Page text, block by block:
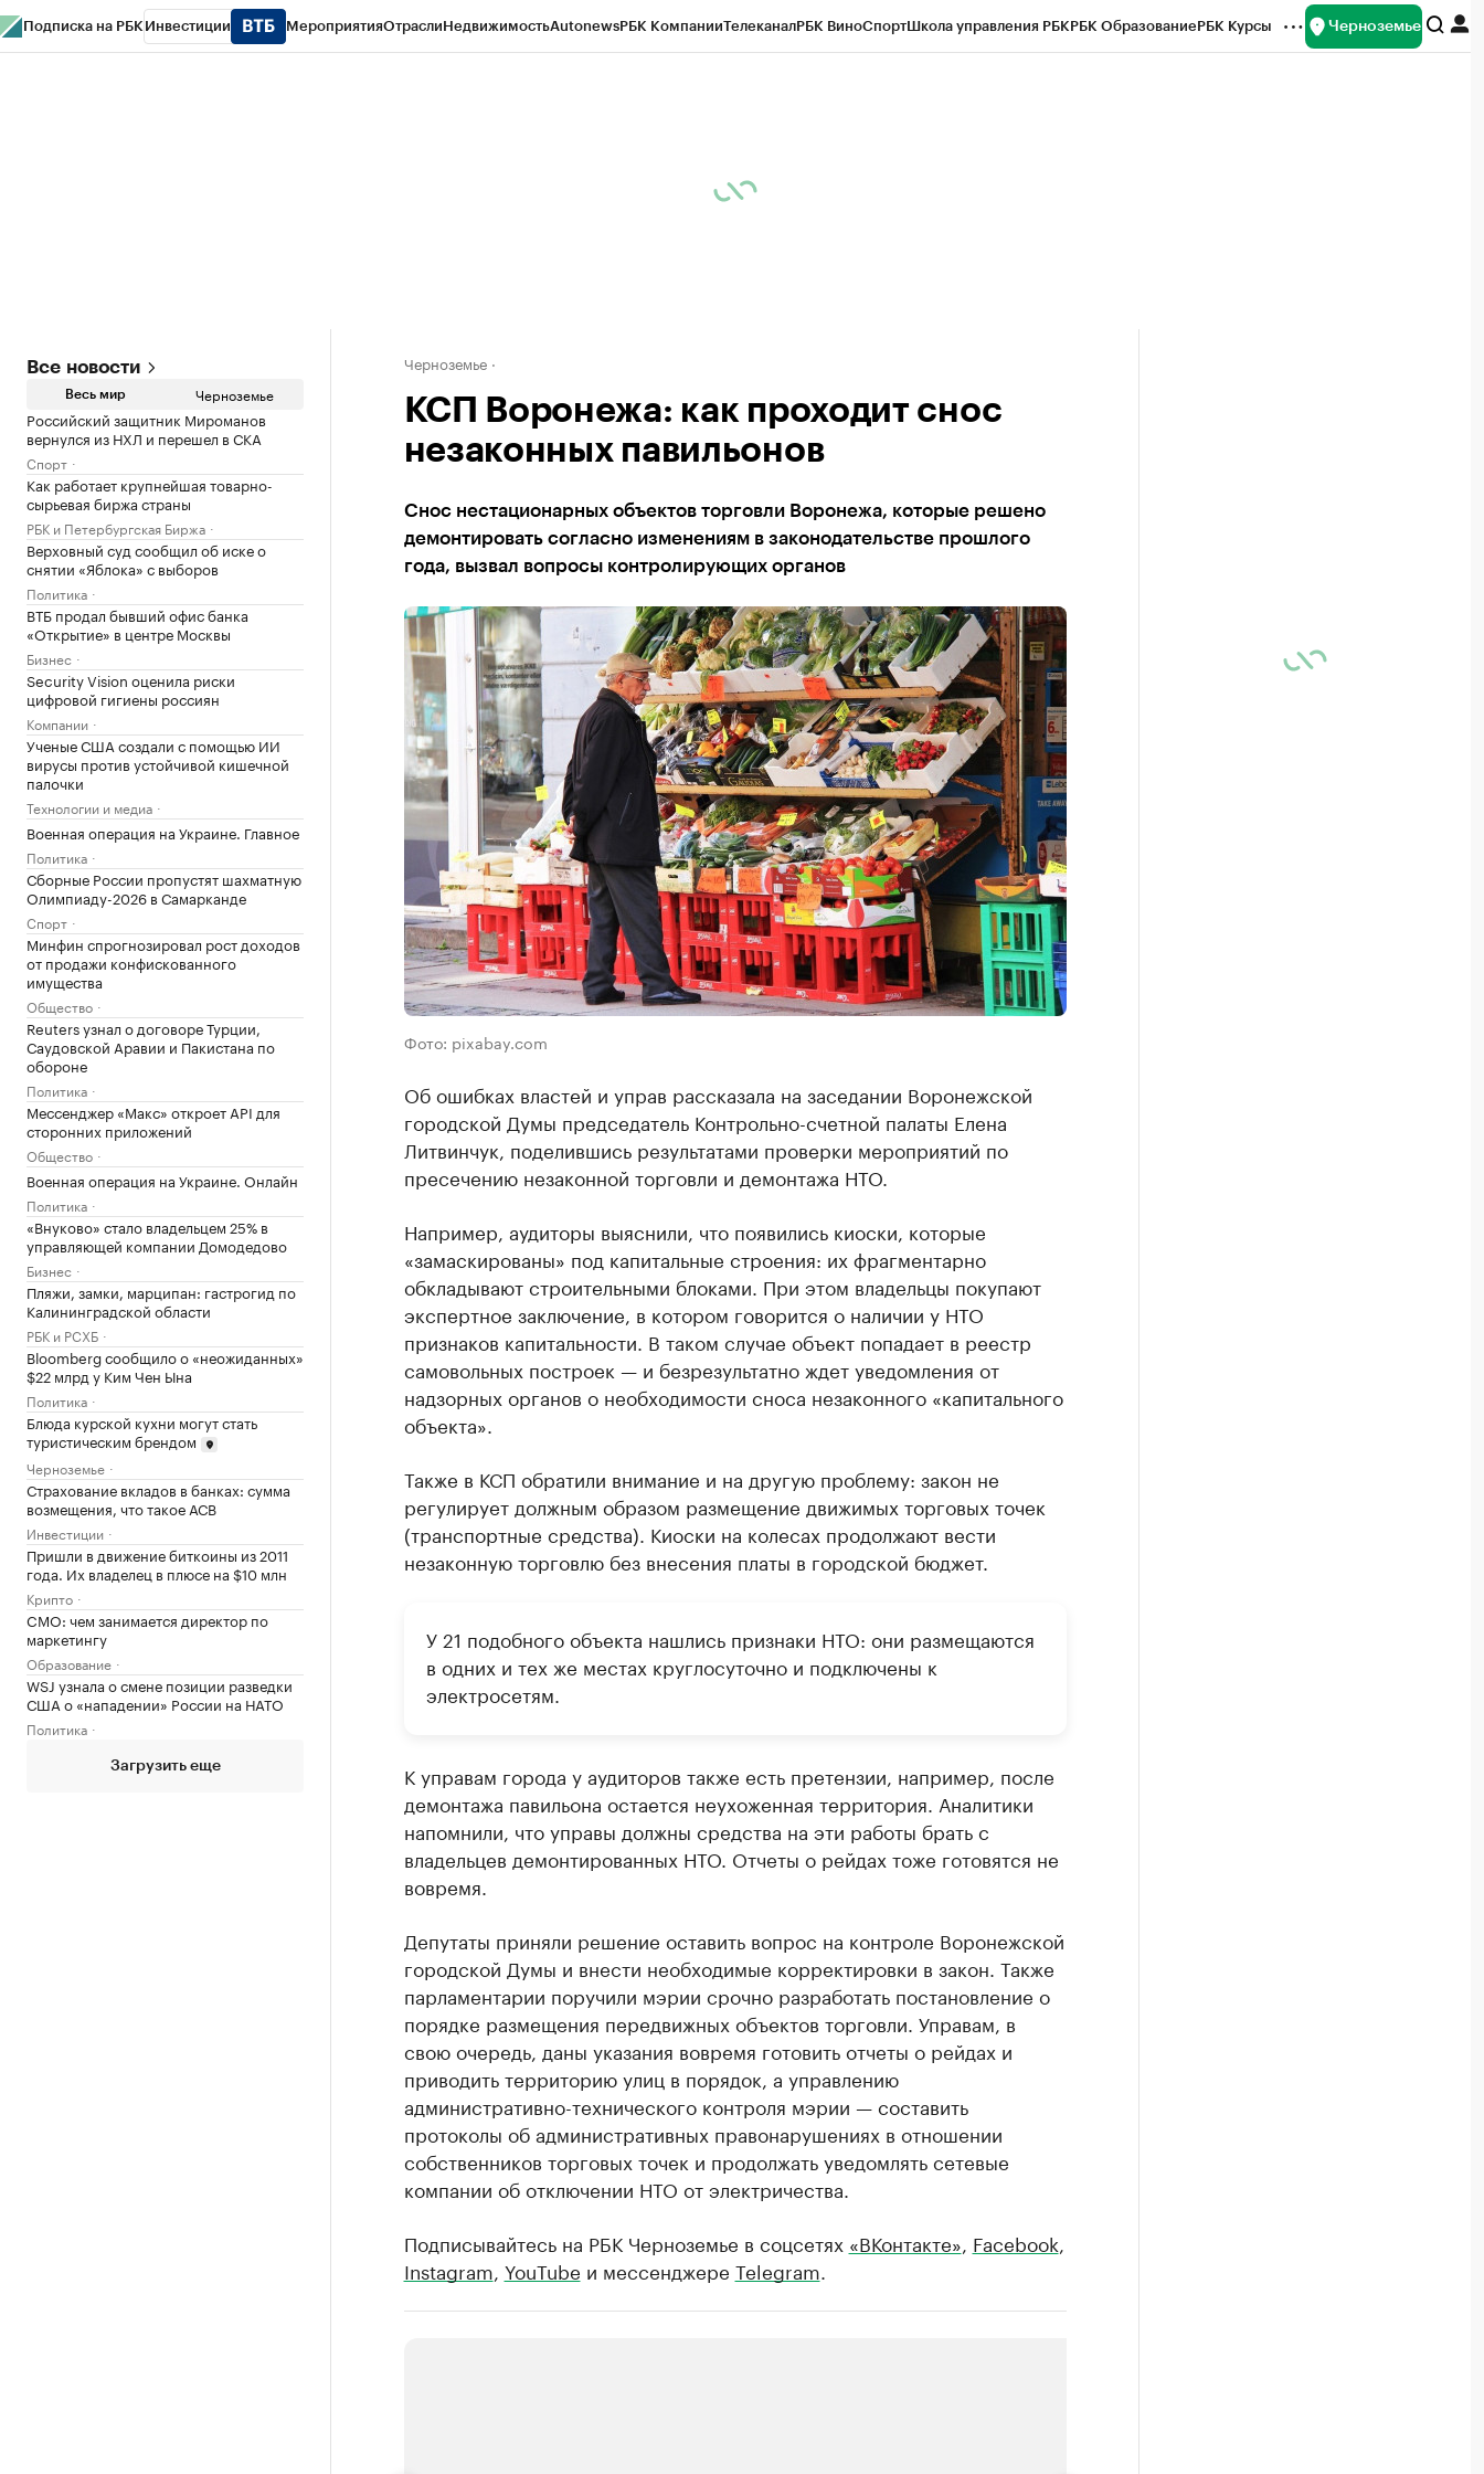
Подписка на РБК Инвестиции МероприятияОтраслиНедвижимостьAutonewsРБК КомпанииТелеканалРБК ВиноСпортШкола управления РБКРБК ОбразованиеРБК Курсы Черноземье
Все новости
Весь мир Черноземье
Российский защитник Мироманов
вернулся из НХЛ и перешел в СКА
Спорт
Как работает крупнейшая товарно-
сырьевая биржа страны
РБК и Петербургская Биржа
Верховный суд сообщил об иске о
снятии «Яблока» с выборов
Политика
ВТБ продал бывший офис банка
«Открытие» в центре Москвы
Бизнес
Security Vision оценила риски
цифровой гигиены россиян
Компании
Ученые США создали с помощью ИИ
вирусы против устойчивой кишечной
палочки
Технологии и медиа
Военная операция на Украине. Главное
Политика
Сборные России пропустят шахматную
Олимпиаду-2026 в Самарканде
Спорт
Минфин спрогнозировал рост доходов
от продажи конфискованного
имущества
Общество
Reuters узнал о договоре Турции,
Саудовской Аравии и Пакистана по
обороне
Политика
Мессенджер «Макс» откроет API для
сторонних приложений
Общество
Военная операция на Украине. Онлайн
Политика
«Внуково» стало владельцем 25% в
управляющей компании Домодедово
Бизнес
Пляжи, замки, марципан: гастрогид по
Калининградской области
РБК и РСХБ
Bloomberg сообщило о «неожиданных»
$22 млрд у Ким Чен Ына
Политика
Блюда курской кухни могут стать
туристическим брендом
Черноземье
Страхование вкладов в банках: сумма
возмещения, что такое АСВ
Инвестиции
Пришли в движение биткоины из 2011
года. Их владелец в плюсе на $10 млн
Крипто
CMO: чем занимается директор по
маркетингу
Образование
WSJ узнала о смене позиции разведки
США о «нападении» России на НАТО
Политика
Загрузить еще
Черноземье
КСП Воронежа: как проходит снос
незаконных павильонов
Снос нестационарных объектов торговли Воронежа, которые решено
демонтировать согласно изменениям в законодательстве прошлого
года, вызвал вопросы контролирующих органов
Фото: pixabay.com
Об ошибках властей и управ рассказала на заседании Воронежской
городской Думы председатель Контрольно-счетной палаты Елена
Литвинчук, поделившись результатами проверки мероприятий по
пресечению незаконной торговли и демонтажа НТО.
Например, аудиторы выяснили, что появились киоски, которые
«замаскированы» под капитальные строения: их фрагментарно
обкладывают строительными блоками. При этом владельцы покупают
экспертное заключение, в котором говорится о наличии у НТО
признаков капитальности. В таком случае объект попадает в реестр
самовольных построек — и безрезультатно ждет уведомления от
надзорных органов о необходимости сноса незаконного «капитального
объекта».
Также в КСП обратили внимание и на другую проблему: закон не
регулирует должным образом размещение движимых торговых точек
(транспортные средства). Киоски на колесах продолжают вести
незаконную торговлю без внесения платы в городской бюджет.
У 21 подобного объекта нашлись признаки НТО: они размещаются
в одних и тех же местах круглосуточно и подключены к
электросетям.
К управам города у аудиторов также есть претензии, например, после
демонтажа павильона остается неухоженная территория. Аналитики
напомнили, что управы должны средства на эти работы брать с
владельцев демонтированных НТО. Отчеты о рейдах тоже готовятся не
вовремя.
Депутаты приняли решение оставить вопрос на контроле Воронежской
городской Думы и внести необходимые корректировки в закон. Также
парламентарии поручили мэрии срочно разработать постановление о
порядке размещения передвижных объектов торговли. Управам, в
свою очередь, даны указания вовремя готовить отчеты о рейдах и
приводить территорию улиц в порядок, а управлению
административно-технического контроля мэрии — составить
протоколы об административных правонарушениях в отношении
собственников торговых точек и продолжать уведомлять сетевые
компании об отключении НТО от электричества.
Подписывайтесь на РБК Черноземье в соцсетях «ВКонтакте» Facebook
Instagram YouTube и мессенджере Telegram